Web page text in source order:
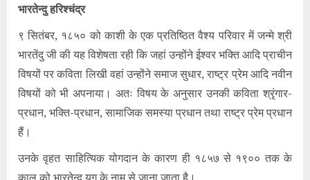
भारतेन्दु हरिश्चंद्र
९ सितंबर, १८५० को काशी के एक प्रतिष्ठित वैश्य परिवार में जन्मे श्री
भारतेंदु जी की यह विशेषता रही कि जहां उन्होंने ईश्वर भक्ति आदि प्राचीन
विषयों पर कविता लिखी वहां उन्होंने समाज सुधार, राष्ट्र प्रेम आदि नवीन
विषयों को भी अपनाया। अतः विषय के अनुसार उनकी कविता श्रृंगार-
प्रधान, भक्ति-प्रधान, सामाजिक समस्या प्रधान तथा राष्ट्र प्रेम प्रधान
हैं।
उनके वृहत साहित्यिक योगदान के कारण ही १८५७ से १९०० तक के